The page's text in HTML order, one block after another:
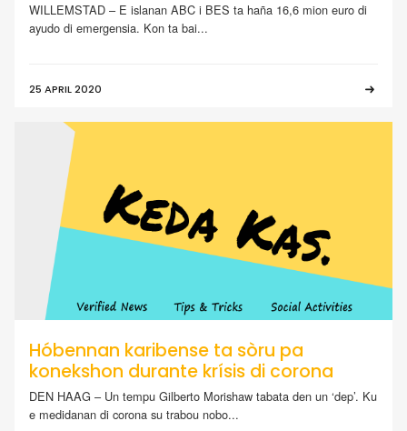
WILLEMSTAD – E islanan ABC i BES ta haña 16,6 mion euro di
ayudo di emergensia. Kon ta bai...
25 APRIL 2020
Hóbennan karibense ta sòru pa
konekshon durante krísis di corona
DEN HAAG – Un tempu Gilberto Morishaw tabata den un ‘dep’. Ku
e medidanan di corona su trabou nobo...